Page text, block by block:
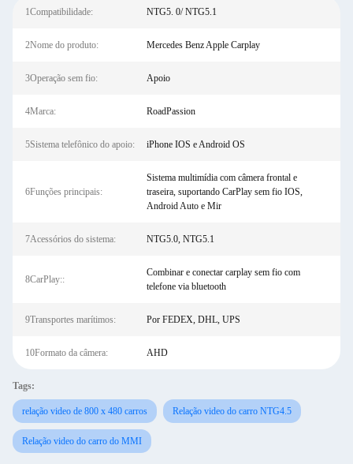
1Compatibilidade: NTG5. 0/ NTG5.1
2Nome do produto: Mercedes Benz Apple Carplay
3Operação sem fio: Apoio
4Marca: RoadPassion
5Sistema telefônico do apoio: iPhone IOS e Android OS
6Funções principais:
Sistema multimídia com câmera frontal e
traseira, suportando CarPlay sem fio IOS,
Android Auto e Mir
7Acessórios do sistema: NTG5.0, NTG5.1
8CarPlay::
Combinar e conectar carplay sem fio com
telefone via bluetooth
9Transportes marítimos: Por FEDEX, DHL, UPS
10Formato da câmera: AHD
Tags:
relação video de 800 x 480 carros Relação video do carro NTG4.5
Relação video do carro do MMI